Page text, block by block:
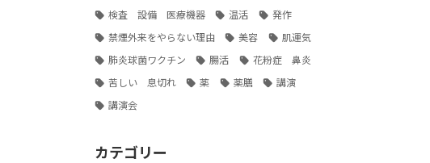
検査 設備 医療機器
温活
発作
禁煙外来をやらない理由
美容
肌運気
肺炎球菌ワクチン
腸活
花粉症 鼻炎
苦しい 息切れ
薬 薬膳
講演
講演会
カテゴリー